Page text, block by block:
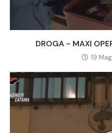
DROGA - MAXI
19